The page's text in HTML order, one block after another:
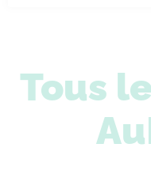
Tous